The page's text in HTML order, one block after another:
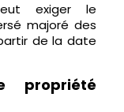
exiger le
majoré des
de la date
propriété